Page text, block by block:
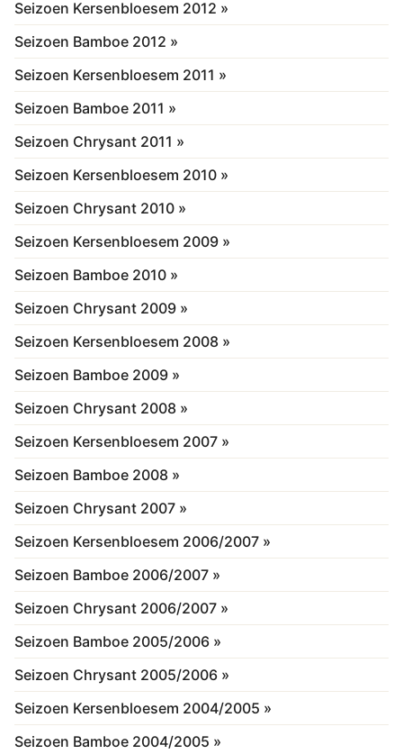
Seizoen Kersenbloesem 2012 »
Seizoen Bamboe 2012 »
Seizoen Kersenbloesem 2011 »
Seizoen Bamboe 2011 »
Seizoen Chrysant 2011 »
Seizoen Kersenbloesem 2010 »
Seizoen Chrysant 2010 »
Seizoen Kersenbloesem 2009 »
Seizoen Bamboe 2010 »
Seizoen Chrysant 2009 »
Seizoen Kersenbloesem 2008 »
Seizoen Bamboe 2009 »
Seizoen Chrysant 2008 »
Seizoen Kersenbloesem 2007 »
Seizoen Bamboe 2008 »
Seizoen Chrysant 2007 »
Seizoen Kersenbloesem 2006/2007 »
Seizoen Bamboe 2006/2007 »
Seizoen Chrysant 2006/2007 »
Seizoen Bamboe 2005/2006 »
Seizoen Chrysant 2005/2006 »
Seizoen Kersenbloesem 2004/2005 »
Seizoen Bamboe 2004/2005 »